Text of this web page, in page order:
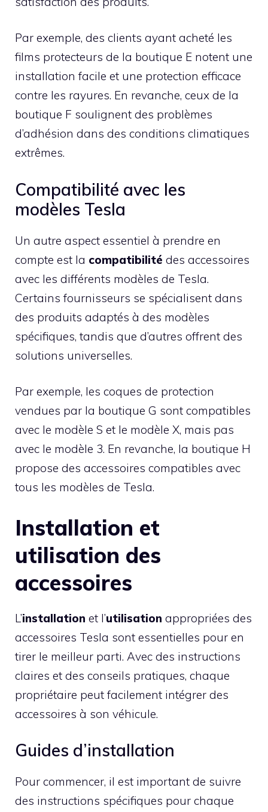
Par exemple, des clients ayant acheté les
films protecteurs de la boutique E notent une
installation facile et une protection efficace
contre les rayures. En revanche, ceux de la
boutique F soulignent des problèmes
d’adhésion dans des conditions climatiques
extrêmes.
Compatibilité avec les
modèles Tesla
Un autre aspect essentiel à prendre en
compte est la compatibilité des accessoires
avec les différents modèles de Tesla.
Certains fournisseurs se spécialisent dans
des produits adaptés à des modèles
spécifiques, tandis que d’autres offrent des
solutions universelles.
Par exemple, les coques de protection
vendues par la boutique G sont compatibles
avec le modèle S et le modèle X, mais pas
avec le modèle 3. En revanche, la boutique H
propose des accessoires compatibles avec
tous les modèles de Tesla.
Installation et
utilisation des
accessoires
L’installation et l’utilisation appropriées des
accessoires Tesla sont essentielles pour en
tirer le meilleur parti. Avec des instructions
claires et des conseils pratiques, chaque
propriétaire peut facilement intégrer des
accessoires à son véhicule.
Guides d’installation
Pour commencer, il est important de suivre
des instructions spécifiques pour chaque